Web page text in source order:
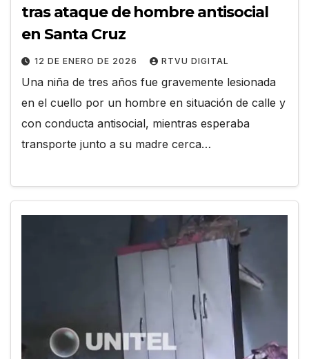
tras ataque de hombre antisocial
en Santa Cruz
12 DE ENERO DE 2026 RTVU DIGITAL
Una niña de tres años fue gravemente lesionada
en el cuello por un hombre en situación de calle y
con conducta antisocial, mientras esperaba
transporte junto a su madre cerca…